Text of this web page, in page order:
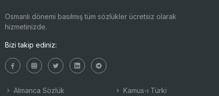
Osmanlı dönemi basılmış tüm sözlükler ücretsiz olarak
hizmetinizde.
Bizi takip ediniz:
Almanca Sözlük Kamus-ı Türki